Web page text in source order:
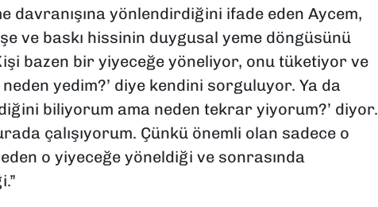
davranışına yönlendirdiğini ifade eden Aycem,
ve baskı hissinin duygusal yeme döngüsünü
bazen bir yiyeceğe yöneliyor, onu tüketiyor ve
yedim?’ diye kendini sorguluyor. Ya da
biliyorum ama neden tekrar yiyorum?’ diyor.
çalışıyorum. Çünkü önemli olan sadece o
o yiyeceğe yöneldiği ve sonrasında